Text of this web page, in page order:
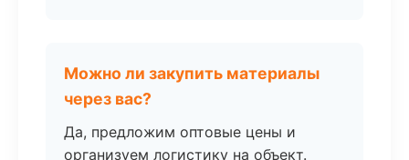
Можно ли закупить материалы
через вас?
Да, предложим оптовые цены и
организуем логистику на объект.